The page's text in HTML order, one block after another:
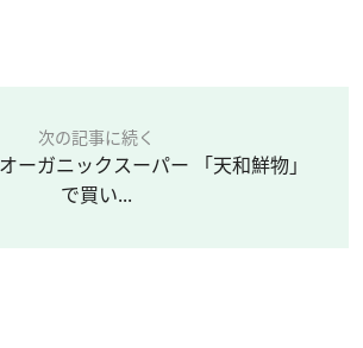
次の記事に続く
ーガニックスーパー 「天和鮮物」
で買い...